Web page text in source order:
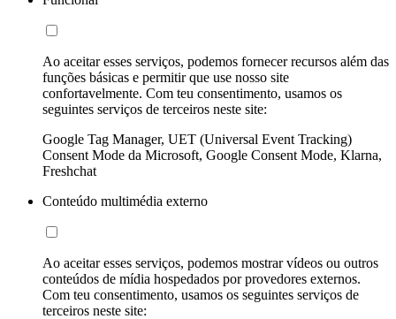
Ao aceitar esses serviços, podemos fornecer recursos além das
funções básicas e permitir que use nosso site
confortavelmente. Com teu consentimento, usamos os
seguintes serviços de terceiros neste site:
Google Tag Manager, UET (Universal Event Tracking)
Consent Mode da Microsoft, Google Consent Mode, Klarna,
Freshchat
Conteúdo multimédia externo
Ao aceitar esses serviços, podemos mostrar vídeos ou outros
conteúdos de mídia hospedados por provedores externos.
Com teu consentimento, usamos os seguintes serviços de
terceiros neste site: